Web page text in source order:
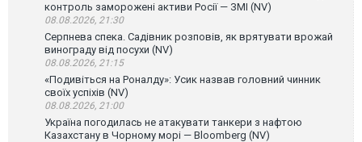
контроль заморожені активи Росії — ЗМІ (NV)
08.08.2026, 21:30
Серпнева спека. Садівник розповів, як врятувати врожай
винограду від посухи (NV)
08.08.2026, 21:15
«Подивіться на Роналду»: Усик назвав головний чинник
своїх успіхів (NV)
08.08.2026, 21:00
Україна погодилась не атакувати танкери з нафтою
Казахстану в Чорному морі — Bloomberg (NV)